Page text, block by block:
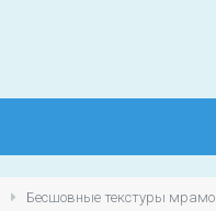
Бесшовные текстуры